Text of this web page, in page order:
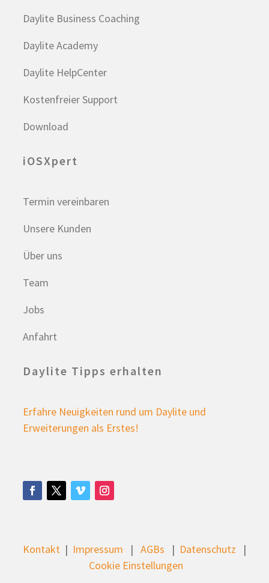
Daylite Business Coaching
Daylite Academy
Daylite HelpCenter
Kostenfreier Support
Download
iOSXpert
Termin vereinbaren
Unsere Kunden
Über uns
Team
Jobs
Anfahrt
Daylite Tipps erhalten
Erfahre Neuigkeiten rund um Daylite und
Erweiterungen als Erstes!
Kontakt | Impressum | AGBs | Datenschutz |
Cookie Einstellungen